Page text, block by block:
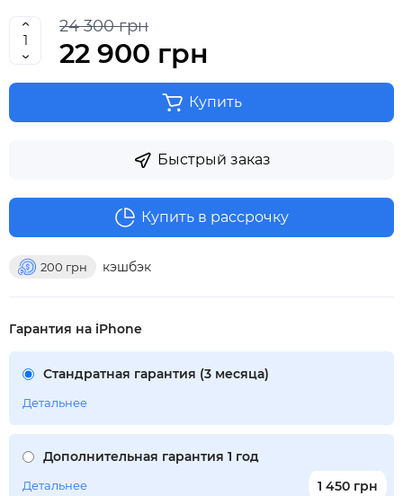
24 300 грн
22 900 грн
Купить
Быстрый заказ
200 грн кэшбэк
Купить в рассрочку
Гарантия на iPhone
Стандратная гарантия (3 месяца)
Детальнее
Дополнительная гарантия 1 год
1 450 грн
Детальнее